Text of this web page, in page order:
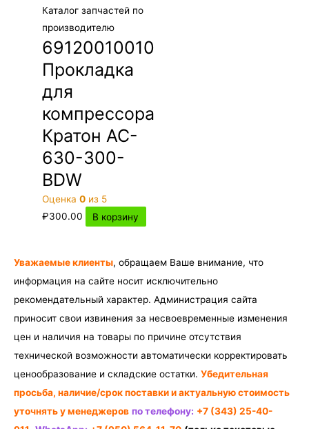
Каталог запчастей по
производителю
69120010010
Прокладка
для
компрессора
Кратон AC-
630-300-
BDW
Оценка0 из 5
₽300.00 В корзину
Уважаемые клиенты, обращаем Ваше внимание, что
информация на сайте носит исключительно
рекомендательный характер. Администрация сайта
приносит свои извинения за несвоевременные изменения
цен и наличия на товары по причине отсутствия
технической возможности автоматически корректировать
ценообразование и складские остатки. Убедительная
просьба, наличие/срок поставки и актуальную стоимость
уточнять у менеджеров по телефону: +7 (343) 25-40-